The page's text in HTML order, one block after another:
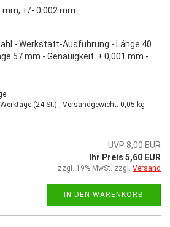
+/- 0.002 mm
- Werkstatt-Ausführung - Länge 40
57 mm - Genauigkeit: ± 0,001 mm -
(24 St.) , Versandgewicht: 0,05 kg
UVP 8,00 EUR
Ihr Preis 5,60 EUR
zzgl. 19% MwSt. zzgl. Versand
IN DEN WARENKORB